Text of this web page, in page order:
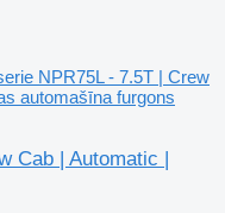
NPR75L - 7.5T | Crew
automašīna furgons
Cab | Automatic |